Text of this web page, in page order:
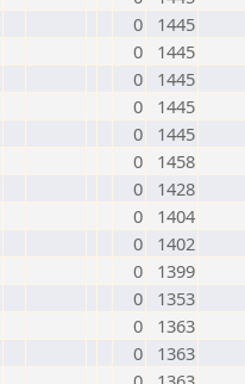
0
1445
0
1445
0
1445
0
1445
0
1445
0
1458
0
1428
0
1404
0
1402
0
1399
0
1353
0
1363
0
1363